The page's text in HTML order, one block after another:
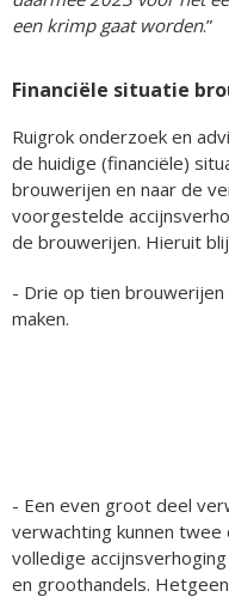
een krimp gaat worden.”
Financiële situatie
Ruigrok onderzoek en
de huidige (financiële)
brouwerijen en naar de
voorgestelde
de brouwerijen. Hieruit
- Drie op tien
maken.
- Een even groot deel
verwachting kunnen
volledige
en groothandels.